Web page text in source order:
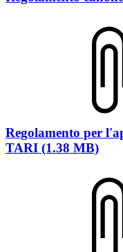
Regolamento per
TARI (1.38 MB)